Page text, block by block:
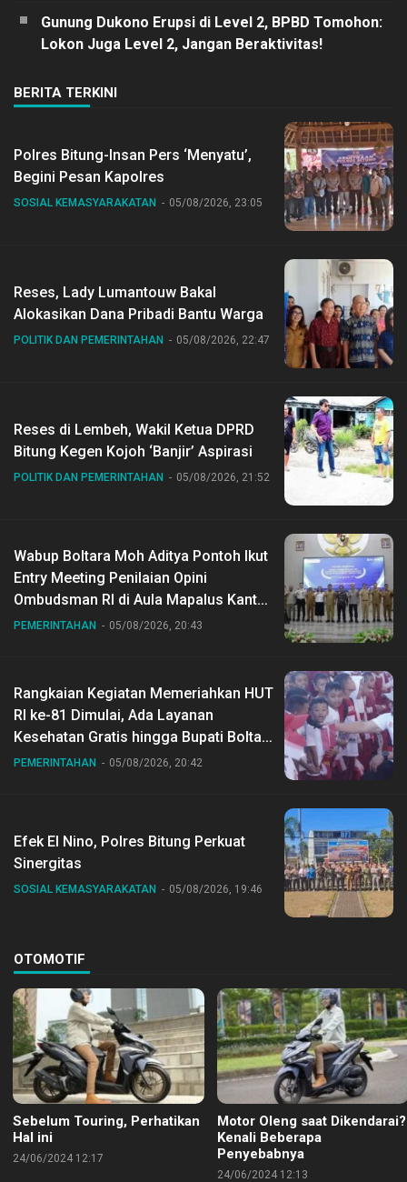
Gunung Dukono Erupsi di Level 2, BPBD Tomohon:
Lokon Juga Level 2, Jangan Beraktivitas!
BERITA TERKINI
Polres Bitung-Insan Pers ‘Menyatu’,
Begini Pesan Kapolres
SOSIAL KEMASYARAKATAN 05/08/2026, 23:05
Reses, Lady Lumantouw Bakal
Alokasikan Dana Pribadi Bantu Warga
POLITIK DAN PEMERINTAHAN 05/08/2026, 22:47
Reses di Lembeh, Wakil Ketua DPRD
Bitung Kegen Kojoh ‘Banjir’ Aspirasi
POLITIK DAN PEMERINTAHAN 05/08/2026, 21:52
Wabup Boltara Moh Aditya Pontoh Ikut
Entry Meeting Penilaian Opini
Ombudsman RI di Aula Mapalus Kantur
Gubernur Sulut
PEMERINTAHAN 05/08/2026, 20:43
Rangkaian Kegiatan Memeriahkan HUT
RI ke-81 Dimulai, Ada Layanan
Kesehatan Gratis hingga Bupati Boltara
Dr Sirajudin Lasena Ikut Jalan Sehat
PEMERINTAHAN 05/08/2026, 20:42
Efek El Nino, Polres Bitung Perkuat
Sinergitas
SOSIAL KEMASYARAKATAN 05/08/2026, 19:46
OTOMOTIF
Sebelum Touring, Perhatikan
Hal ini
24/06/2024 12:17
Motor Oleng saat Dikendarai?
Kenali Beberapa
Penyebabnya
24/06/2024 12:13